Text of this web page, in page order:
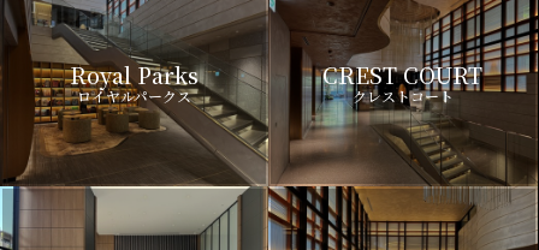
Royal Parks
ロイヤルパークス
CREST COURT
クレストコート